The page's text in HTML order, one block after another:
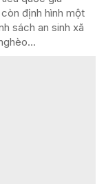
định hình một
sách an sinh xã